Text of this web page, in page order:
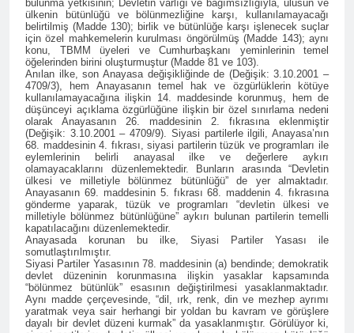
gerçekleştirdi.
Düzgün Kaplan, DOZ
Yayınevini Ziyaret Etti.
2 Yıl Ago
2 Yıl Ago
DÜNYA KIZ ÇOCUKLARI
GÜNÜ KUTLU OLSUN
2 Yıl Ago
HAK-PAR Heyeti Van ve
Tatvan’ı ziyaret etti.
2 Yıl Ago
Gar Katliamının
üzerinden 9 yıl geçti
Hak ve Özgürlükler Partisi
HAK-PAR Bingöl İl’i 3.
Olağan Kongresi bugün
09.EKİM.2024 günü saat 10-
12.00 arası yapıldı.
2 Yıl Ago
Bölge gezisini sürdüren
HAK-PAR Genel başkanı
bulunma yetkisinin; Devletin varlığı ve bağımsızlığıyla, ulusun ve
ülkenin bütünlüğü ve bölünmezliğine karşı, kullanılamayacağı
belirtilmiş (Madde 130); birlik ve bütünlüğe karşı işlenecek suçlar
için özel mahkemelerin kurulması öngörülmüş (Madde 143); aynı
konu, TBMM üyeleri ve Cumhurbaşkanı yeminlerinin temel
öğelerinden birini oluşturmuştur (Madde 81 ve 103).
Anılan ilke, son Anayasa değişikliğinde de (Değişik: 3.10.2001 –
4709/3), hem Anayasanın temel hak ve özgürlüklerin kötüye
kullanılamayacağına ilişkin 14. maddesinde korunmuş, hem de
düşünceyi açıklama özgürlüğüne ilişkin bir özel sınırlama nedeni
olarak Anayasanın 26. maddesinin 2. fıkrasına eklenmiştir
(Değişik: 3.10.2001 – 4709/9). Siyasi partilerle ilgili, Anayasa’nın
68. maddesinin 4. fıkrası, siyasi partilerin tüzük ve programları ile
eylemlerinin belirli anayasal ilke ve değerlere aykırı
olamayacaklarını düzenlemektedir. Bunların arasında “Devletin
ülkesi ve milletiyle bölünmez bütünlüğü” de yer almaktadır.
Anayasanın 69. maddesinin 5. fıkrası 68. maddenin 4. fıkrasına
gönderme yaparak, tüzük ve programları “devletin ülkesi ve
milletiyle bölünmez bütünlüğüne” aykırı bulunan partilerin temelli
kapatılacağını düzenlemektedir.
Anayasada korunan bu ilke, Siyasi Partiler Yasası ile
somutlaştırılmıştır.
Siyasi Partiler Yasasının 78. maddesinin (a) bendinde; demokratik
devlet düzeninin korunmasına ilişkin yasaklar kapsamında
“bölünmez bütünlük” esasının değiştirilmesi yasaklanmaktadır.
Aynı madde çerçevesinde, “dil, ırk, renk, din ve mezhep ayrımı
yaratmak veya sair herhangi bir yoldan bu kavram ve görüşlere
dayalı bir devlet düzeni kurmak” da yasaklanmıştır. Görülüyor ki,